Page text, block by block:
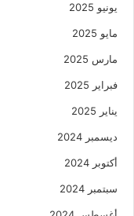
يونيو 2025
مايو 2025
مارس 2025
فبراير 2025
يناير 2025
ديسمبر 2024
أكتوبر 2024
سبتمبر 2024